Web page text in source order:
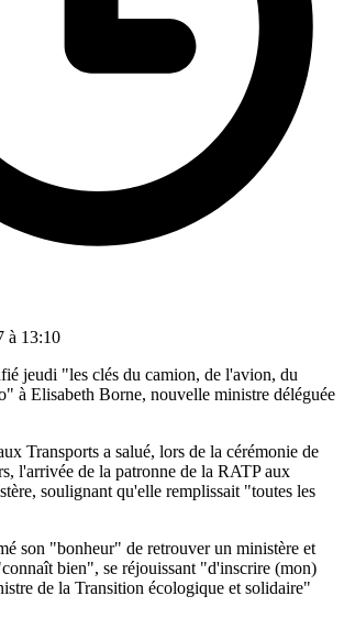
à 13:10
jeudi "les clés du camion, de l'avion, du
à Elisabeth Borne, nouvelle ministre déléguée
Transports a salué, lors de la cérémonie de
l'arrivée de la patronne de la RATP aux
soulignant qu'elle remplissait "toutes les
son "bonheur" de retrouver un ministère et
bien", se réjouissant "d'inscrire (mon)
de la Transition écologique et solidaire"